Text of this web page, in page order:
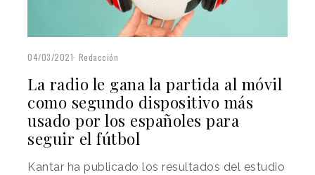
04/03/2021 Redacción
La radio le gana la partida al móvil
como segundo dispositivo más
usado por los españoles para
seguir el fútbol
Kantar ha publicado los resultados del estudio